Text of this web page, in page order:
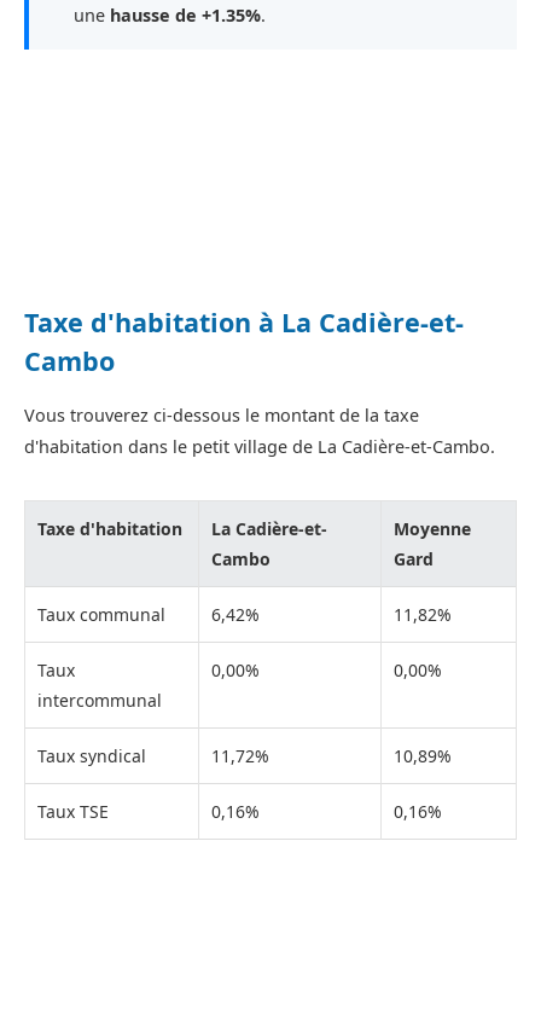
une hausse de +1.35%.
Taxe d'habitation à La Cadière-et-
Cambo
Vous trouverez ci-dessous le montant de la taxe
d'habitation dans le petit village de La Cadière-et-Cambo.
Taxe d'habitation
La Cadière-et-
Cambo
Moyenne
Gard
Taux communal 6,42% 11,82%
Taux
intercommunal
0,00% 0,00%
Taux syndical 11,72% 10,89%
Taux TSE 0,16% 0,16%